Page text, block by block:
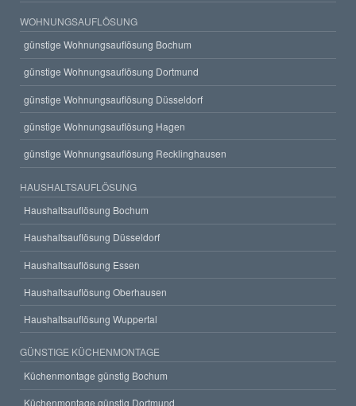
WOHNUNGSAUFLÖSUNG
günstige Wohnungsauflösung Bochum
günstige Wohnungsauflösung Dortmund
günstige Wohnungsauflösung Düsseldorf
günstige Wohnungsauflösung Hagen
günstige Wohnungsauflösung Recklinghausen
HAUSHALTSAUFLÖSUNG
Haushaltsauflösung Bochum
Haushaltsauflösung Düsseldorf
Haushaltsauflösung Essen
Haushaltsauflösung Oberhausen
Haushaltsauflösung Wuppertal
GÜNSTIGE KÜCHENMONTAGE
Küchenmontage günstig Bochum
Küchenmontage günstig Dortmund